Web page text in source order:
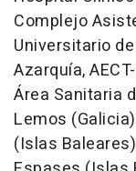
Complejo
Universitario
Azarquía,
Área Sanitaria
Lemos
(Islas